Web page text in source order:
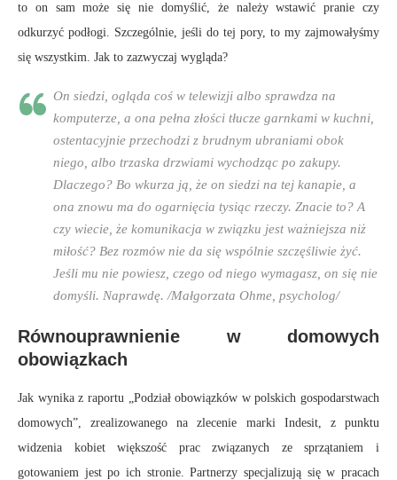
to on sam może się nie domyślić, że należy wstawić pranie czy
odkurzyć podłogi. Szczególnie, jeśli do tej pory, to my zajmowałyśmy
się wszystkim. Jak to zazwyczaj wygląda?
On siedzi, ogląda coś w telewizji albo sprawdza na
komputerze, a ona pełna złości tłucze garnkami w kuchni,
ostentacyjnie przechodzi z brudnym ubraniami obok
niego, albo trzaska drzwiami wychodząc po zakupy.
Dlaczego? Bo wkurza ją, że on siedzi na tej kanapie, a
ona znowu ma do ogarnięcia tysiąc rzeczy. Znacie to? A
czy wiecie, że komunikacja w związku jest ważniejsza niż
miłość? Bez rozmów nie da się wspólnie szczęśliwie żyć.
Jeśli mu nie powiesz, czego od niego wymagasz, on się nie
domyśli. Naprawdę. /Małgorzata Ohme, psycholog/
Równouprawnienie w domowych
obowiązkach
Jak wynika z raportu „Podział obowiązków w polskich gospodarstwach
domowych”, zrealizowanego na zlecenie marki Indesit, z punktu
widzenia kobiet większość prac związanych ze sprzątaniem i
gotowaniem jest po ich stronie. Partnerzy specjalizują się w pracach